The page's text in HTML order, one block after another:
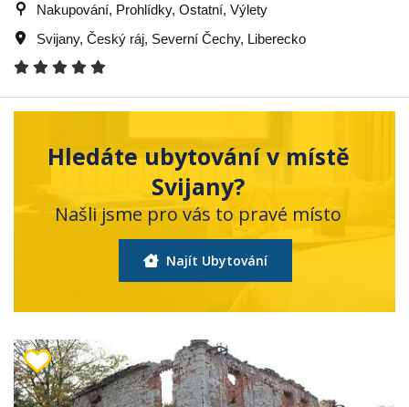
Nakupování, Prohlídky, Ostatní, Výlety
Svijany, Český ráj, Severní Čechy, Liberecko
Hledáte ubytování v místě
Svijany?
Našli jsme pro vás to pravé místo
Najít Ubytování